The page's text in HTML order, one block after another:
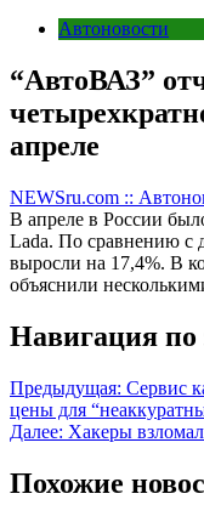
Автоновости
“АвтоВАЗ”
апреле
NEWSru.com ::
В апреле в России
Lada. По сравнению с
выросли на 17,4%. В
объяснили
Навигация по
Предыдущая: Сервис
цены для
Далее: Хакеры
Похожие